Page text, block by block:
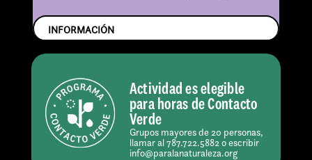
INFORMACIÓN
Actividad es elegible
para horas de Contacto
Verde
Grupos mayores de 20 personas,
llamar al 787.722.5882 o escribir
info@paralanaturaleza.org